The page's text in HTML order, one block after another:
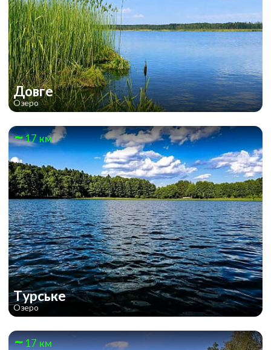
Довге
Озеро
17 км
Турське
Озеро
17 км